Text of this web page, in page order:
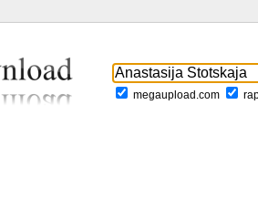
megaupload.com